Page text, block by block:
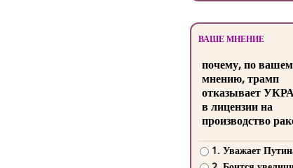
ВАШЕ МНЕНИЕ
почему, по
мнению, трамп
отказывает
в лицензии на
производство
1. Уважает